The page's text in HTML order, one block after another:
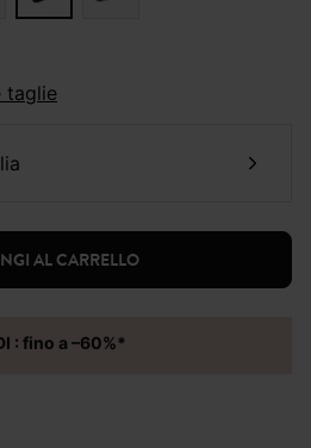
taglie
AL CARRELLO
: fino a –60%*